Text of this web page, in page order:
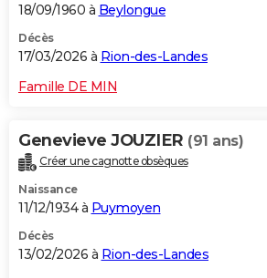
18/09/1960 à Beylongue
Décès
17/03/2026 à Rion-des-Landes
Famille DE MIN
Genevieve JOUZIER (91 ans)
Créer une cagnotte obsèques
Naissance
11/12/1934 à Puymoyen
Décès
13/02/2026 à Rion-des-Landes